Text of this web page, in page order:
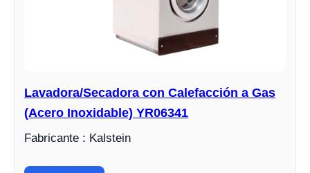
Lavadora/Secadora con Calefacción a Gas
(Acero Inoxidable) YR06341
Fabricante : Kalstein